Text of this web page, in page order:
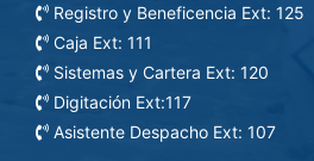
Registro y Beneficencia Ext: 125
Caja Ext: 111
Sistemas y Cartera Ext: 120
Digitación Ext:117
Asistente Despacho Ext: 107